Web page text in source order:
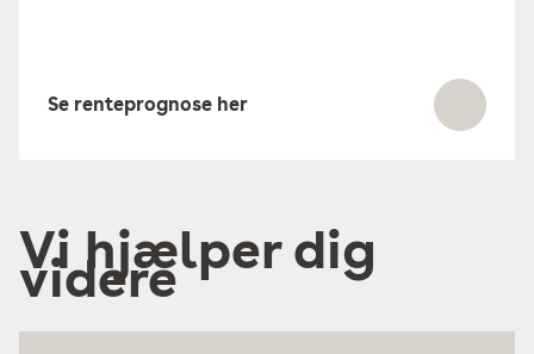
Se renteprognose her
Vi hjælper dig
videre